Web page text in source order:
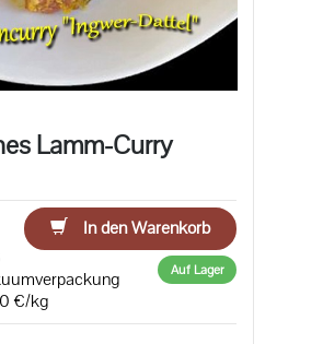
Lamm-Curry
In den Warenkorb
€/kg
Auf Lager